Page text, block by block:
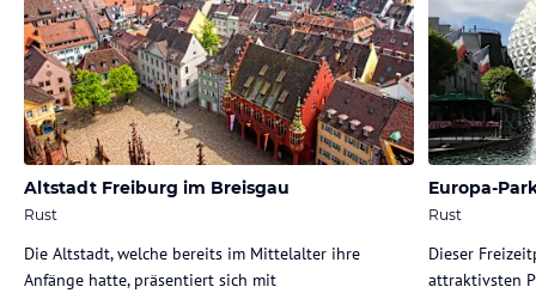
Altstadt Freiburg im Breisgau
Rust
Die Altstadt, welche bereits im Mittelalter ihre
Anfänge hatte, präsentiert sich mit
Europa-
Rust
Dieser
attraktivsten